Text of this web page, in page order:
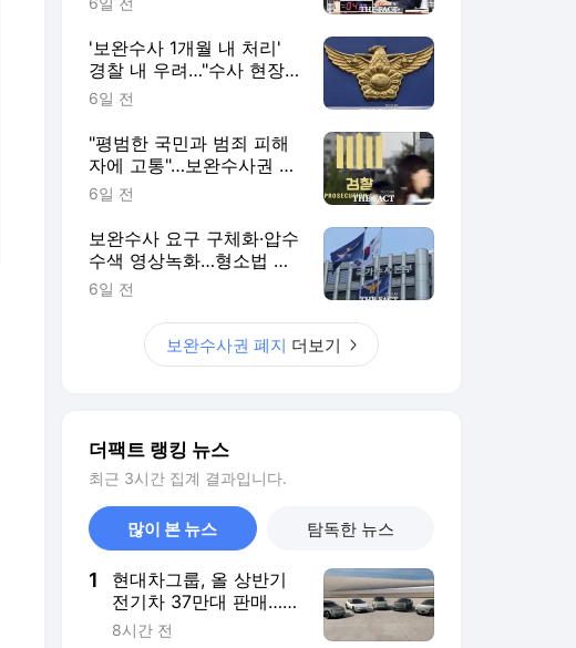
'보완수사 1개월 내 처리'
경찰 내 우려…"수사 현장
과 괴리"
6일 전
"평범한 국민과 범죄 피해
자에 고통"…보완수사권 폐
지 파장
6일 전
보완수사 요구 구체화·압수
수색 영상녹화…형소법 개
정으로 바뀌는 경찰 수사
6일 전
보완수사권 폐지 더보기
더팩트 랭킹 뉴스
최근 3시간 집계 결과입니다.
많이 본 뉴스 탐독한 뉴스
1
현대차그룹, 올 상반기
전기차 37만대 판매…전
년비 25%↑
8시간 전